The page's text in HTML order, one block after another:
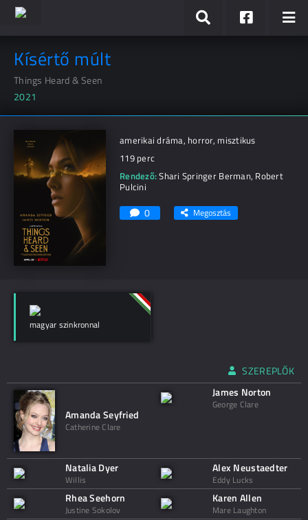
Kísértő múlt
Things Heard & Seen
2021
amerikai dráma, horror, misztikus
119 perc
Rendező:Shari Springer Berman, Robert
Pulcini
0 Megosztás
magyar szinkronnal
SZEREPLŐK
Amanda Seyfried
Catherine Clare
James Norton
George Clare
Natalia Dyer
Willis
Alex Neustaedter
Eddy Lucks
Rhea Seehorn
Justine Sokolov
Karen Allen
Mare Laughton